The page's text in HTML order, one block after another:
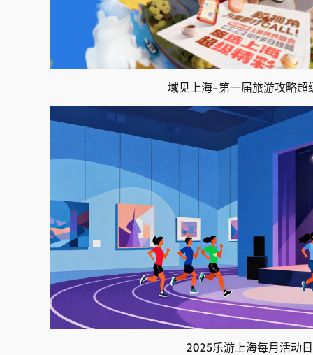
域见上海-第一届旅游攻略超
2025乐游上海每月活动